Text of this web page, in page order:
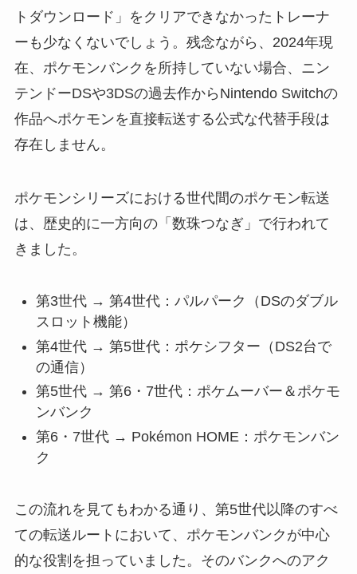
トダウンロード」をクリアできなかったトレーナ
ーも少なくないでしょう。残念ながら、2024年現
在、ポケモンバンクを所持していない場合、ニン
テンドーDSや3DSの過去作からNintendo Switchの
作品へポケモンを直接転送する公式な代替手段は
存在しません。
ポケモンシリーズにおける世代間のポケモン転送
は、歴史的に一方向の「数珠つなぎ」で行われて
きました。
第3世代 → 第4世代：パルパーク（DSのダブル
スロット機能）
第4世代 → 第5世代：ポケシフター（DS2台で
の通信）
第5世代 → 第6・7世代：ポケムーバー＆ポケモ
ンバンク
第6・7世代 → Pokémon HOME：ポケモンバン
ク
この流れを見てもわかる通り、第5世代以降のすべ
ての転送ルートにおいて、ポケモンバンクが中心
的な役割を担っていました。そのバンクへのアク